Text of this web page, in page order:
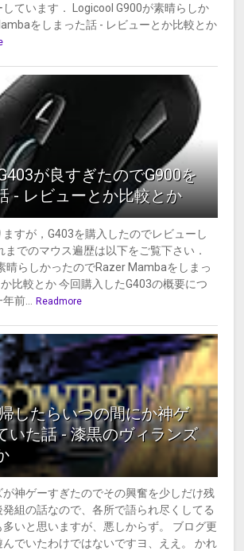
ています． Logicool G900が素晴らしか
をしまった話 - レビューとか比較とか
が良すぎたのでG900を
- レビューとか比較とか
すが，G403を購入したのでレビューし
までのマウス遍歴は以下をご覧下さい．
晴らしかったのでRazer Mambaをしまっ
比較とか 今回購入したG403の概要につ
前...
Readmore
したらいつの間にか神ゲ
いた話 - 漆黒のヴィランズ
神ゲーすぎたのでその興奮を少しだけ残
発組の話なので、各所で語られ尽くしてる
いと思いますが、悪しからず。 ブログ更
でいたわけではないですヨ、ええ。 かれ